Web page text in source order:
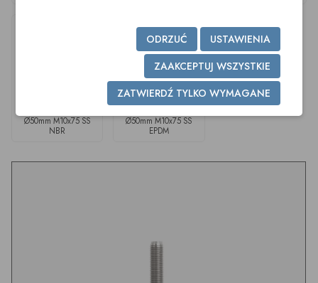
Ø50mm M10x75 SS
NBR
Ø50mm M10x75 SS
EPDM
USTAWIENIA
ODRZUĆ
ZAAKCEPTUJ WSZYSTKIE
ZATWIERDŹ TYLKO WYMAGANE